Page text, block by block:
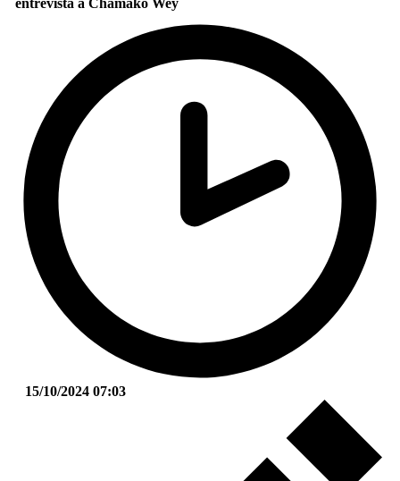
entrevista a Chamako Wey
15/10/2024 07:03